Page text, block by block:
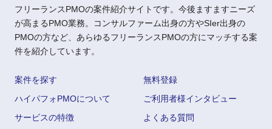
フリーランスPMOの案件紹介サイトです。今後ますますニーズ
が高まるPMO業務。コンサルファーム出身の方やSIer出身の
PMOの方など、あらゆるフリーランスPMOの方にマッチする案
件を紹介しています。
案件を探す
無料登録
ハイパフォPMOについて
ご利用者様インタビュー
サービスの特徴
よくある質問